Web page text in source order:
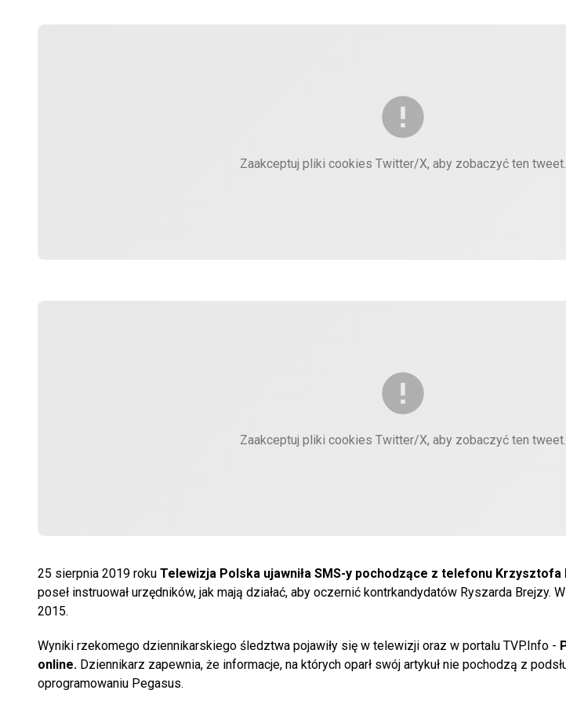
Zaakceptuj pliki cookies Twitter/X, aby zobaczyć ten tweet.
Zaakceptuj pliki cookies Twitter/X, aby zobaczyć ten tweet.
25 sierpnia 2019 roku Telewizja Polska ujawniła SMS-y pochodzące z telefonu Krzysztofa
poseł instruował urzędników, jak mają działać, aby oczernić kontrkandydatów Ryszarda Brejzy.
2015.
Wyniki rzekomego dziennikarskiego śledztwa pojawiły się w telewizji oraz w portalu TVP.Info -
online. Dziennikarz zapewnia, że informacje, na których oparł swój artykuł nie pochodzą z
oprogramowaniu Pegasus.